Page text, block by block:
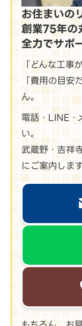
お住まいの
創業75年の
全力でサポ
「どんな工事
「費用の目安
ん。
電話・LINE・
い。
武蔵野・吉祥
にご案内します